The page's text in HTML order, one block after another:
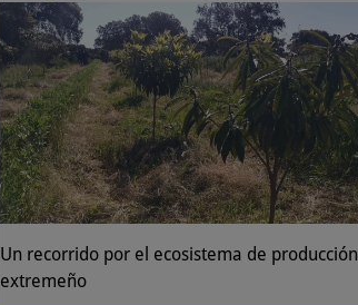
Un recorrido por el ecosistema de producción
extremeño